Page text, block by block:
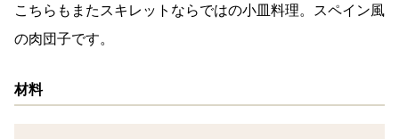
こちらもまたスキレットならではの小皿料理。スペイン風
の肉団子です。
材料